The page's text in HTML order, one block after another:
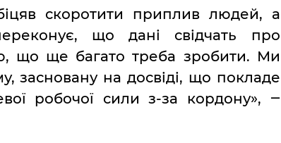
скоротити приплив людей, а
що дані свідчать про
що ще багато треба зробити. Ми
засновану на досвіді, що покладе
робочої сили з-за кордону», ‒